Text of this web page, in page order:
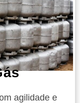
agilidade e